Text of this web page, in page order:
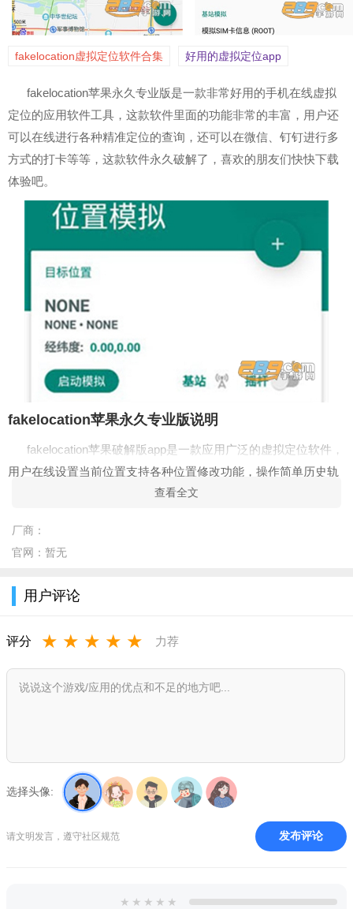
fakelocation虚拟定位软件合集 好用的虚拟定位app
fakelocation苹果永久专业版是一款非常好用的手机在线虚拟
定位的应用软件工具，这款软件里面的功能非常的丰富，用户还
可以在线进行各种精准定位的查询，还可以在微信、钉钉进行多
方式的打卡等等，这款软件永久破解了，喜欢的朋友们快快下载
体验吧。
fakelocation苹果永久专业版说明
fakelocation苹果破解版app是一款应用广泛的虚拟定位软件，
用户在线设置当前位置支持各种位置修改功能，操作简单历史轨
迹详细记录，真实定位无ps痕迹，各个社交软件均可使用，欢迎
fakelocation苹果永久专业版介绍
位置！
1、适用于微信、微博、打卡签到应用、定位考勤应用等。
2、本产品集成了新版百度地图，实现多种实用功能，帮助用
户筛选坐标。
查看全文
厂商：
官网： 暂无
用户评论
评分 ★ ★ ★ ★ ★ 力荐
选择头像:
请文明发言，遵守社区规范 发布评论
★ ★ ★ ★ ★